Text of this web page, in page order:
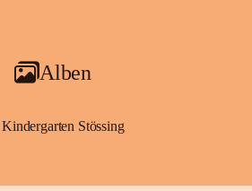
Alben
Kindergarten Stössing